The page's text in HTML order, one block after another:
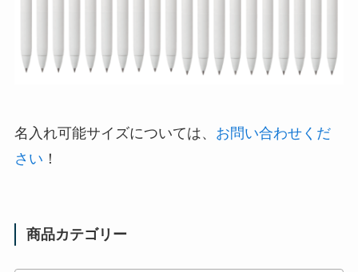
名入れ可能サイズについては、 お問い合わせくだ
さい ！
商品カテゴリー